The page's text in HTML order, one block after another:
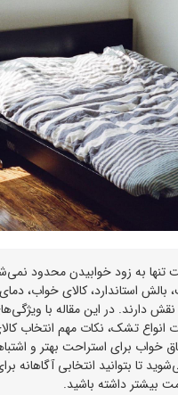
تنها به زود خوابیدن محدود
استاندارد، کالای خواب،
دارند. در این مقاله با
انواع تشک، نکات مهم انتخاب
خواب برای استراحت بهتر و
تا بتوانید انتخابی آگاهانه
بیشتر داشته باشید.